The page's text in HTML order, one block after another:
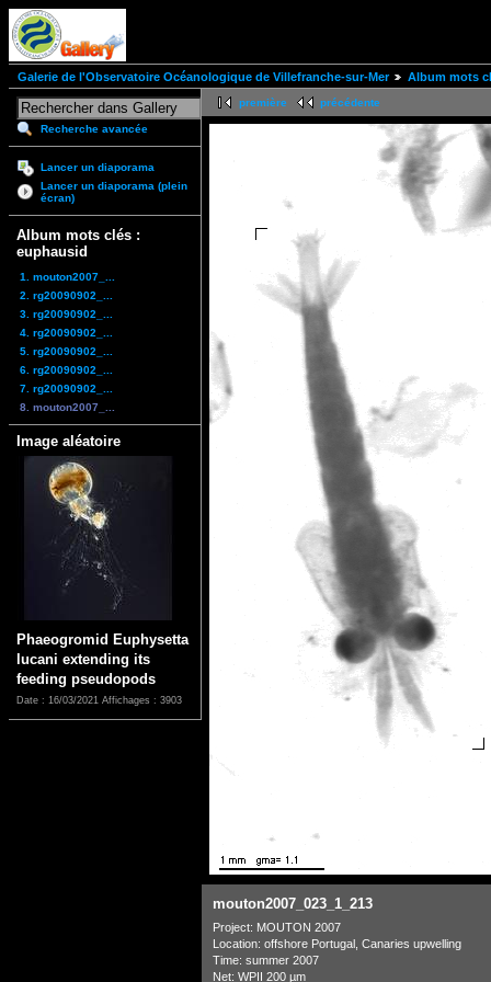
Galerie de l'Observatoire Océanologique de Villefranche-sur-Mer Album mots
Recherche avancée
Lancer un diaporama
Lancer un diaporama (plein
écran)
Album mots clés :
euphausid
1. mouton2007_...
2. rg20090902_...
3. rg20090902_...
4. rg20090902_...
5. rg20090902_...
6. rg20090902_...
7. rg20090902_...
8. mouton2007_...
Image aléatoire
Phaeogromid Euphysetta
lucani extending its
feeding pseudopods
Date : 16/03/2021 Affichages : 3903
première précédente
mouton2007_023_1_213
Project: MOUTON 2007
Location: offshore Portugal, Canaries upwelling
Time: summer 2007
Net: WPII 200 µm